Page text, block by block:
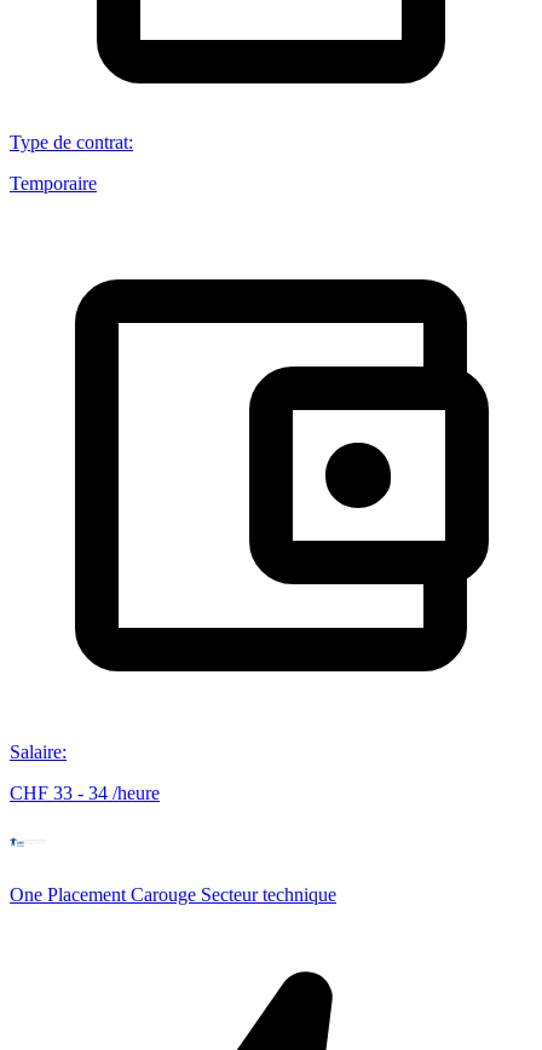
Type de contrat:
Temporaire
Salaire:
CHF 33 - 34 /heure
One Placement Carouge Secteur technique